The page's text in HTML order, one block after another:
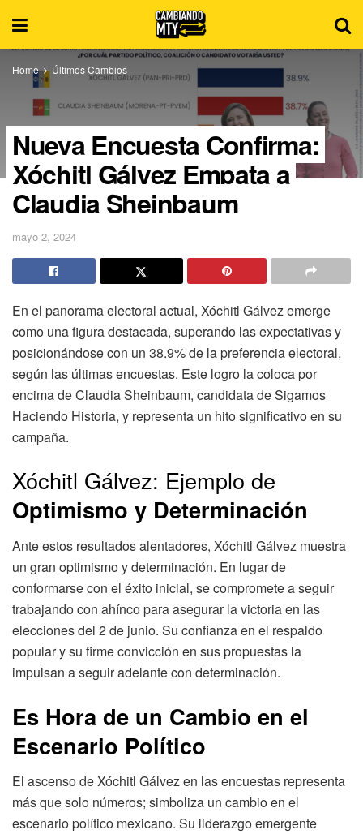
Home Últimos Cambios
Nueva Encuesta Confirma:
Xóchitl Gálvez Empata a
Claudia Sheinbaum
mayo 2, 2024
En el panorama electoral actual, Xóchitl Gálvez emerge
como una figura destacada, superando las expectativas y
posicionándose con un 38.9% de la preferencia electoral,
según las últimas encuestas. Este logro la coloca por
encima de Claudia Sheinbaum, candidata de Sigamos
Haciendo Historia, y representa un hito significativo en su
campaña.
Xóchitl Gálvez: Ejemplo de
Optimismo y Determinación
Ante estos resultados alentadores, Xóchitl Gálvez muestra
un gran optimismo y determinación. En lugar de
conformarse con el éxito inicial, se compromete a seguir
trabajando con ahínco para asegurar la victoria en las
elecciones del 2 de junio. Su confianza en el respaldo
popular y su firme convicción en sus propuestas la
impulsan a seguir adelante con determinación.
Es Hora de un Cambio en el
Escenario Político
El ascenso de Xóchitl Gálvez en las encuestas representa
más que solo números; simboliza un cambio en el
escenario político mexicano. Su liderazgo emergente